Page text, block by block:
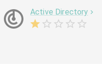
Active Directory